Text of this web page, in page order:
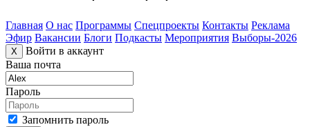
Главная О нас Программы Спецпроекты Контакты Реклама
Эфир Вакансии Блоги Подкасты Мероприятия Выборы-2026
X
Войти в аккаунт
Ваша почта
Пароль
Запомнить пароль